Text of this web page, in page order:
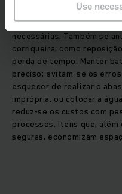
Use
baterias de lítio. Estações
equipadas com caros
necessárias. Também se
corriqueira, como
perda de tempo. Manter
preciso; evitam-se os
esquecer de realizar o
imprópria, ou colocar a
reduz-se os custos com
processos. Itens que,
seguras, economizam